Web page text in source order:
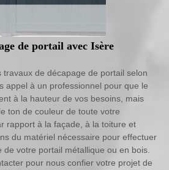
de portail avec Isère
travaux de décapage de portail selon
appel à un professionnel pour que le
à la hauteur de vos besoins, mais
ton de couleur de toute votre
rapport à la façade, à la toiture et
du matériel nécessaire pour effectuer
votre portail métallique ou en bois.
pour nous confier votre projet de